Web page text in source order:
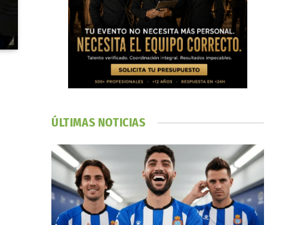
ÚLTIMAS NOTICIAS